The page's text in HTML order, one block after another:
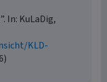
In: KuLaDig,
KLD-